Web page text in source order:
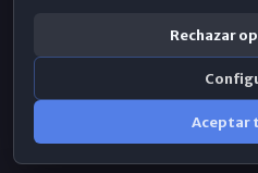
Rechazar
Aceptar